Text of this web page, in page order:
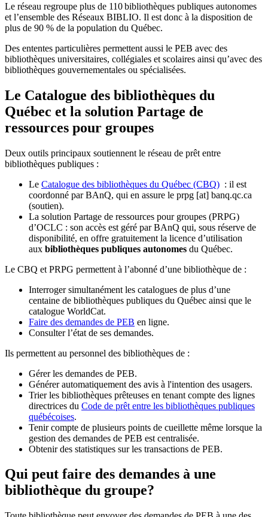
Le réseau regroupe plus de 110bibliothèques publiques autonomes
et l’ensemble des Réseaux BIBLIO. Il est donc à la disposition de
plus de 90 % de la population du Québec.
Des ententes particulières permettent aussi le PEB avec des
bibliothèques universitaires, collégiales et scolaires ainsi qu’avec des
bibliothèques gouvernementales ou spécialisées.
Le Catalogue des bibliothèques du
Québec et la solution Partage de
ressources pour groupes
Deux outils principaux soutiennent le réseau de prêt entre
bibliothèques publiques :
Le Catalogue des bibliothèques du Québec (CBQ) : il est
coordonné par BAnQ, qui en assure le prpg [at] banq.qc.ca
(soutien).
La solution Partage de ressources pour groupes (PRPG)
d’OCLC : son accès est géré par BAnQ qui, sous réserve de
disponibilité, en offre gratuitement la licence d’utilisation
aux bibliothèques publiques autonomes du Québec.
Le CBQ et PRPG permettent à l’abonné d’une bibliothèque de :
Interroger simultanément les catalogues de plus d’une
centaine de bibliothèques publiques du Québec ainsi que le
catalogue WorldCat.
Faire des demandes de PEB en ligne.
Consulter l’état de ses demandes.
Ils permettent au personnel des bibliothèques de :
Gérer les demandes de PEB.
Générer automatiquement des avis à l'intention des usagers.
Trier les bibliothèques prêteuses en tenant compte des lignes
directrices du Code de prêt entre les bibliothèques publiques
québécoises.
Tenir compte de plusieurs points de cueillette même lorsque la
gestion des demandes de PEB est centralisée.
Obtenir des statistiques sur les transactions de PEB.
Qui peut faire des demandes à une
bibliothèque du groupe?